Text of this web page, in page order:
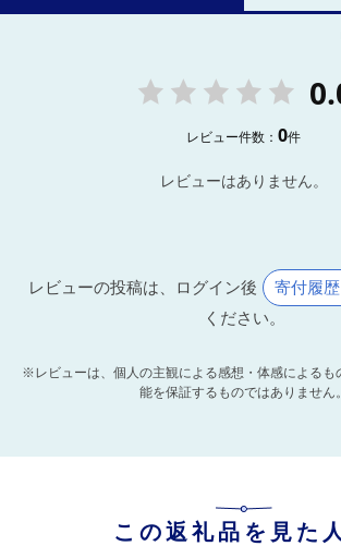
レビュー件数：0件
レビューはありません。
レビューの投稿は、ログイン後 寄付履歴
ください。
※レビューは、個人の主観による感想・体感によるも
能を保証するものではありません。
この返礼品を見た